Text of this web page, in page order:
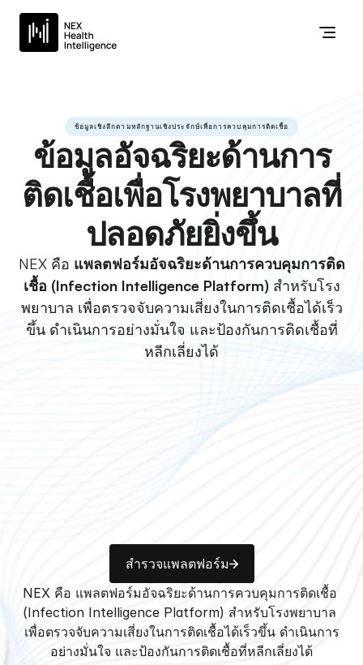
ข้อมูลเชิงลึกตามหลักฐานเชิงประจักษ์เพื่อการควบคุมการติดเชื้อ
ข้อมูลอัจฉริยะด้านการ
ติดเชื้อเพื่อโรงพยาบาลที่
ปลอดภัยยิ่งขึ้น
NEX คือ แพลตฟอร์มอัจฉริยะด้านการควบคุมการติด
เชื้อ (Infection Intelligence Platform) สำหรับโรง
พยาบาล เพื่อตรวจจับความเสี่ยงในการติดเชื้อได้เร็ว
ขึ้น ดำเนินการอย่างมั่นใจ และป้องกันการติดเชื้อที่
หลีกเลี่ยงได้
สำรวจแพลตฟอร์ม
NEX คือ แพลตฟอร์มอัจฉริยะด้านการควบคุมการติดเชื้อ
(Infection Intelligence Platform) สำหรับโรงพยาบาล
เพื่อตรวจจับความเสี่ยงในการติดเชื้อได้เร็วขึ้น ดำเนินการ
อย่างมั่นใจ และป้องกันการติดเชื้อที่หลีกเลี่ยงได้